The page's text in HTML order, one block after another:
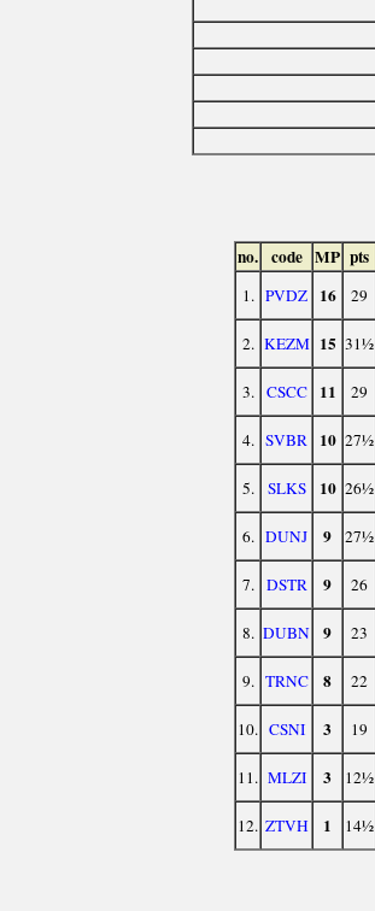
no. code MP pts
1. PVDZ 16 29
2. KEZM 15 31½
3. CSCC 11 29
4. SVBR 10 27½
5. SLKS 10 26½
6. DUNJ 9 27½
7. DSTR 9 26
8. DUBN 9 23
9. TRNC 8 22
10. CSNI 3 19
11. MLZI 3 12½
12. ZTVH 1 14½